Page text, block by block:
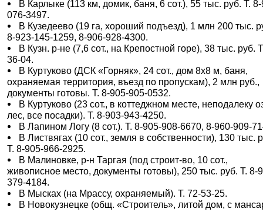
В Карлыке (113 км, домик, баня, 6 сот.), 55 тыс. руб. Т.
076-3497.
В Кузедеево (19 га, хороший подъезд), 1 млн 200 тыс.
8-923-145-1259, 8-906-928-4300.
В Кузн. р-не (7,6 сот., на Крепостной горе), 38 тыс. руб.
36-04.
В Куртуково (ДСК «Горняк», 24 сот., дом 8х8 м, баня,
охраняемая территория, въезд по пропускам), 2 млн руб.,
документы готовы. Т. 8-905-905-0532.
В Куртуково (23 сот., в коттеджном месте, неподалеку
лес, все посадки). Т. 8-903-943-4250.
В Лапином Логу (8 сот.). Т. 8-905-908-6670, 8-960-909-
В Листвягах (10 сот., земля в собственности), 130 тыс.
Т. 8-905-966-2925.
В Малиновке, р-н Таргая (под строит-во, 10 сот.,
живописное место, документы готовы), 250 тыс. руб. Т. 8-
379-4184.
В Мысках (на Мрассу, охраняемый). Т. 72-53-25.
В Новокузнецке (общ. «Строитель», литой дом, с